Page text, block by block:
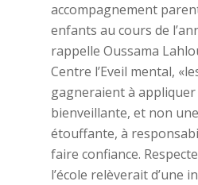
accompagnement
enfants au cours de
rappelle Oussama
Centre l’Eveil mental,
gagneraient à
bienveillante, et non
étouffante, à
faire confiance.
l’école relèverait d’une